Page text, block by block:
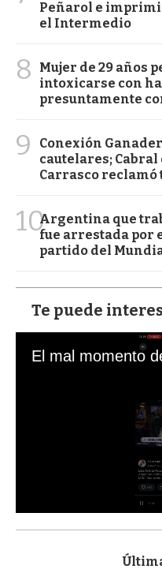
Peñarol e
el Intermedio
8
Mujer de 29 años
intoxicarse con
presuntamente
9
Conexión
cautelares;
Carrasco reclamó
10Argentina que
fue arrestada por
partido del
Te puede
s